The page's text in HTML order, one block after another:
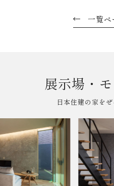
一覧ペ
展示場・
日本住建の家を